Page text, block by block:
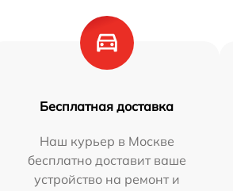
Бесплатная доставка
Наш курьер в Москве
бесплатно доставит ваше
устройство на ремонт и